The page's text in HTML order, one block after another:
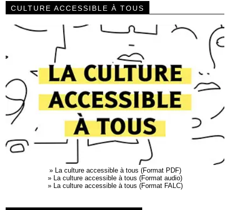
CULTURE ACCESSIBLE À TOUS
» La culture accessible à tous (Format PDF)
» La culture accessible à tous (Format audio)
» La culture accessible à tous (Format FALC)